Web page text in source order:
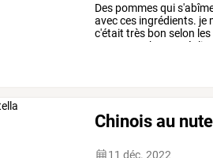
Des pommesqui
avecces ingrédients. je
c'était très bon selon les
bonne
Chinois au
11 déc. 2022